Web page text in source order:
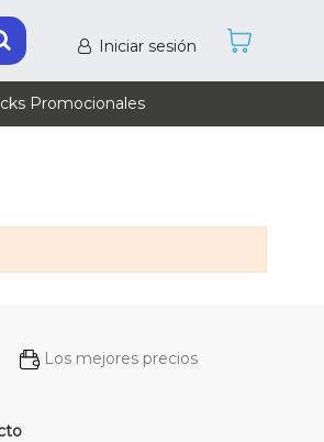
Iniciar sesión
Promocionales
Los mejores precios